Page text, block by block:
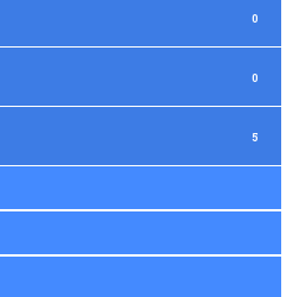
0
0
5